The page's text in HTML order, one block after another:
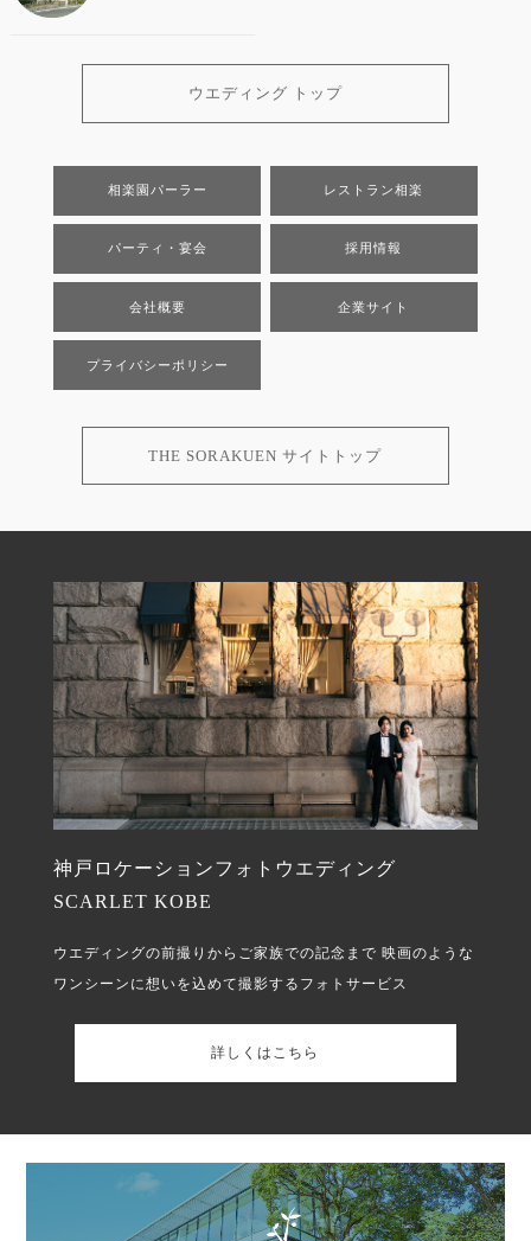
ウエディング トップ
相楽園パーラー レストラン相楽
パーティ・宴会 採用情報
会社概要 企業サイト
プライバシーポリシー
THE SORAKUEN サイトトップ
神戸ロケーションフォトウエディング
SCARLET KOBE
ウエディングの前撮りからご家族での記念まで 映画のような
ワンシーンに想いを込めて撮影するフォトサービス
詳しくはこちら